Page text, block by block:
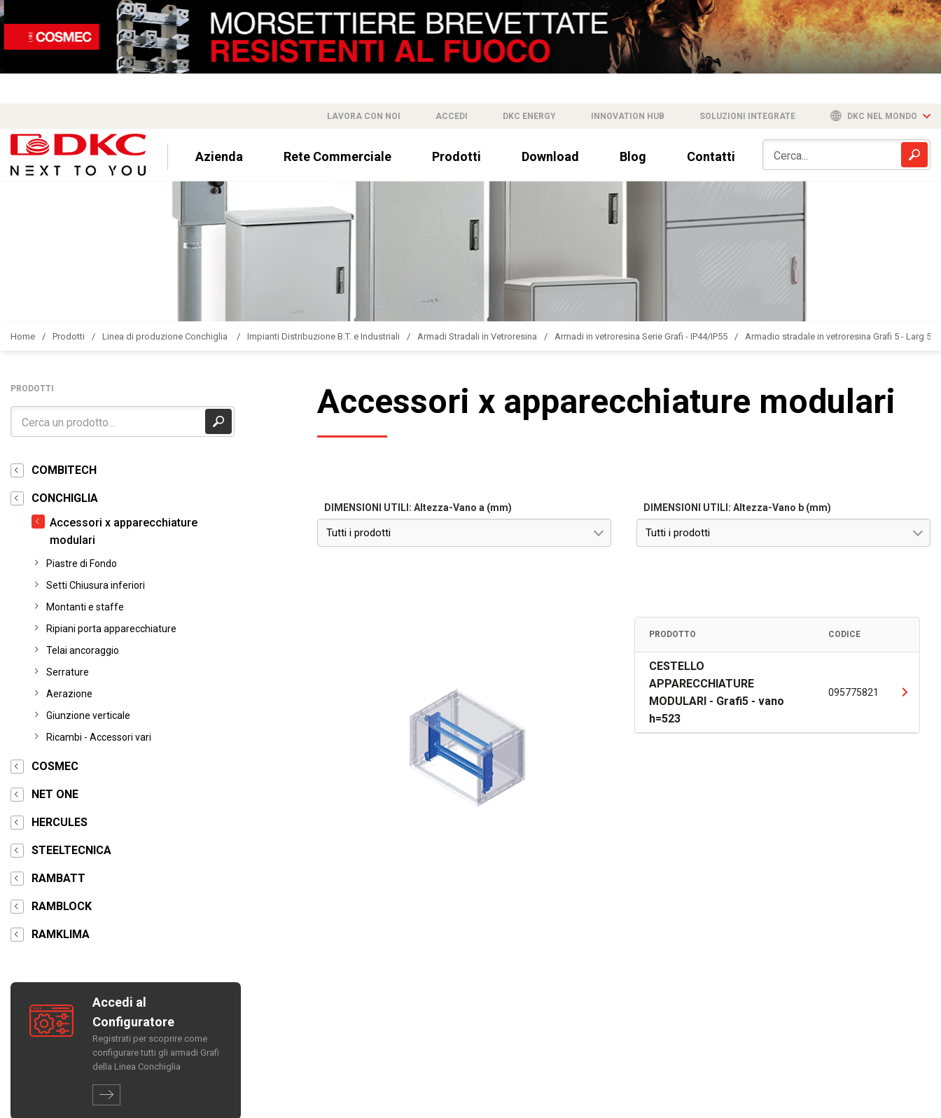
LAVORA CON NOI ACCEDI DKC ENERGY INNOVATION HUB SOLUZIONI INTEGRATE DKC NEL MONDO
Azienda Rete Commerciale Prodotti Download Blog Contatti
Home Prodotti Linea di produzione Conchiglia Impianti Distribuzione B.T. e Industriali Armadi Stradali in Vetroresina Armadi in vetroresina Serie Grafi - IP44/IP55 Armadio stradale in vetroresina Grafi 5 - Larg 580
PRODOTTI
COMBITECH
CONCHIGLIA
Accessori x apparecchiature
modulari
Piastre di Fondo
Setti Chiusura inferiori
Montanti e staffe
Ripiani porta apparecchiature
Telai ancoraggio
Serrature
Aerazione
Giunzione verticale
Ricambi - Accessori vari
COSMEC
NET ONE
HERCULES
STEELTECNICA
RAMBATT
RAMBLOCK
RAMKLIMA
Accedi al
Configuratore
Registrati per scoprire come
configurare tutti gli armadi Grafi
della Linea Conchiglia
Accessori x apparecchiature modulari
DIMENSIONI UTILI: Altezza-Vano a (mm)
Tutti i prodotti
DIMENSIONI UTILI: Altezza-Vano b (mm)
Tutti i prodotti
PRODOTTO CODICE
CESTELLO
APPARECCHIATURE
MODULARI - Grafi5 - vano
h=523
095775821